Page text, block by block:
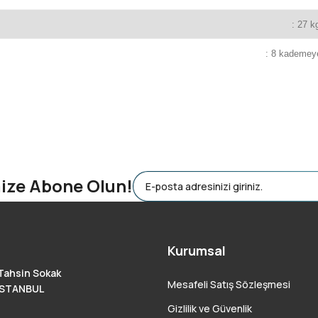
: 27
: 8
Abone Olun!
Sokak
Kurumsal
Mesafeli Satış Sözleşmesi
Gizlilik ve Güvenlik